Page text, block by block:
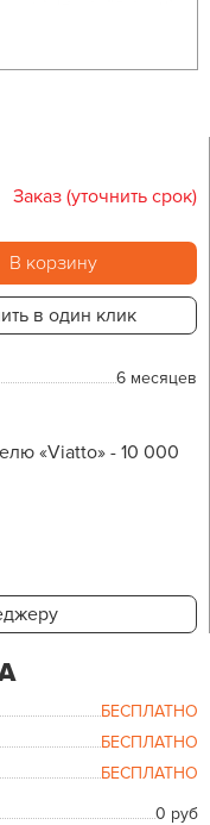
Заказ (уточнить срок)
В корзину
в один клик
6 месяцев
«Viatto» - 10 000
БЕСПЛАТНО
БЕСПЛАТНО
БЕСПЛАТНО
0 руб